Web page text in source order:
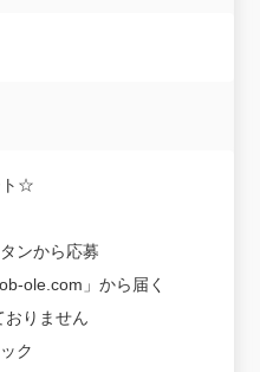
ト☆
ンから応募
ole.com」から届く
りません
ク